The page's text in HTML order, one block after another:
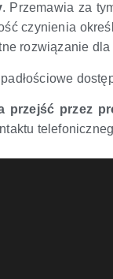
. Przemawia za
czynienia
rozwiązanie
przejść przez